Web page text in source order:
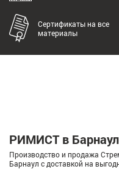
Сертификаты на все
материалы
РИМИСТ в
Производство и продажа
Барнаул с доставкой на